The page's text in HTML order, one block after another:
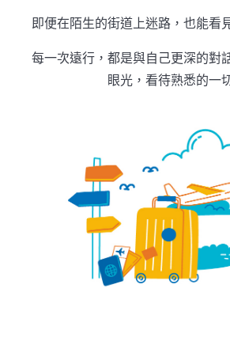
即便在陌生的街道上迷路，也能看
每一次遠行，都是與自己更深的對
眼光，看待熟悉的一